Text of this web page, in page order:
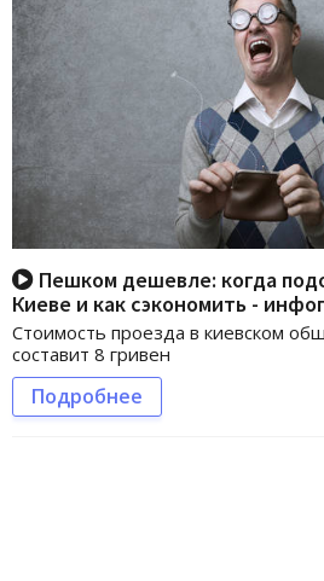
Пешком дешевле: когда
Киеве и как сэкономить -
Стоимость проезда в киевском
составит 8 гривен
Подробнее